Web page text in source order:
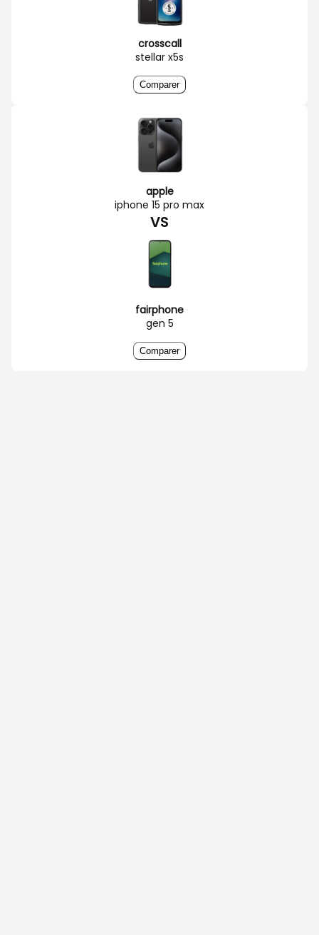
crosscall
stellar x5s
Comparer
apple
iphone 15 pro max
VS
fairphone
gen 5
Comparer